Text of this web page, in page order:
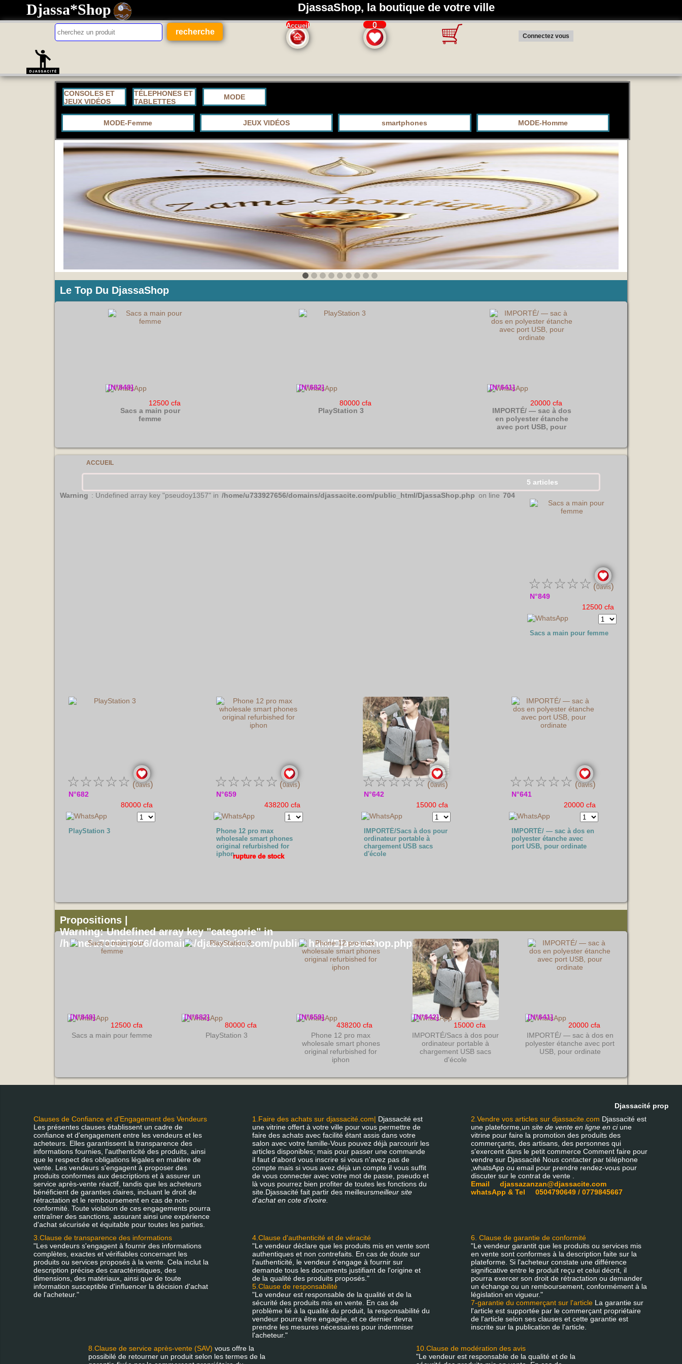
Djassa*Shop DjassaShop, la boutique de votre ville
Accueil 0
Connectez vous
CONSOLES ET
JEUX VIDÉOS
TÉLEPHONES ET
TABLETTES
MODE
MODE-Femme JEUX VIDÉOS smartphones MODE-Homme
Apple ACCESSOIRES
Le Top Du DjassaShop
[N°849]
12500 cfa
Sacs a main pour
femme
[N°682]
80000 cfa
PlayStation 3
[N°641]
20000 cfa
IMPORTÉ/ — sac à dos
en polyester étanche
avec port USB, pour
ACCUEIL
5 articles
Warning : Undefined array key "pseudoy1357" in /home/u733927656/domains/djassacite.com/public_html/DjassaShop.php on line 704
☆☆☆☆☆ (0avis)
N°849
12500 cfa
Sacs a main pour femme
☆☆☆☆☆ (0avis)
N°682
80000 cfa
PlayStation 3
☆☆☆☆☆ (0avis)
N°659
438200 cfa
Phone 12 pro max
wholesale smart phones
original refurbished for
iphonrupture de stock
☆☆☆☆☆ (0avis)
N°642
15000 cfa
IMPORTÉ/Sacs à dos pour
ordinateur portable à
chargement USB sacs
d'école
☆☆☆☆☆ (0avis)
N°641
20000 cfa
IMPORTÉ/ — sac à dos en
polyester étanche avec
port USB, pour ordinate
Propositions |
Warning: Undefined array key "categorie" in
/home/u733927656/domains/djassacite.com/public_html/DjassaShop.phpon line999
[N°849]
12500 cfa
Sacs a main pour femme
[N°682]
80000 cfa
PlayStation 3
[N°659]
438200 cfa
Phone 12 pro max
wholesale smart phones
original refurbished for
iphon
[N°642]
15000 cfa
IMPORTÉ/Sacs à dos pour
ordinateur portable à
chargement USB sacs
d'école
[N°641]
20000 cfa
IMPORTÉ/ — sac à dos en
polyester étanche avec port
USB, pour ordinate
Djassacité propose
Clauses de Confiance et d’Engagement des Vendeurs
Les présentes clauses établissent un cadre de
confiance et d'engagement entre les vendeurs et les
acheteurs. Elles garantissent la transparence des
informations fournies, l'authenticité des produits, ainsi
que le respect des obligations légales en matière de
vente. Les vendeurs s'engagent à proposer des
produits conformes aux descriptions et à assurer un
service après-vente réactif, tandis que les acheteurs
bénéficient de garanties claires, incluant le droit de
rétractation et le remboursement en cas de non-
conformité. Toute violation de ces engagements pourra
entraîner des sanctions, assurant ainsi une expérience
d'achat sécurisée et équitable pour toutes les parties.
1.Faire des achats sur djassacité.com| Djassacité est
une vitrine offert à votre ville pour vous permettre de
faire des achats avec facilité étant assis dans votre
salon avec votre famille-Vous pouvez déjà parcourir les
articles disponibles; mais pour passer une commande
il faut d'abord vous inscrire si vous n'avez pas de
compte mais si vous avez déjà un compte il vous suffit
de vous connecter avec votre mot de passe, pseudo et
là vous pourrez bien profiter de toutes les fonctions du
site.Djassacité fait partir des meilleursmeilleur site
d'achat en cote d'ivoire.
2.Vendre vos articles sur djassacite.com Djassacité est
une plateforme,un site de vente en ligne en ciune
vitrine pour faire la promotion des produits des
commerçants, des artisans, des personnes qui
s'exercent dans le petit commerce Comment faire pour
vendre sur Djassacité Nous contacter par téléphone
,whatsApp ou email pour prendre rendez-vous pour
discuter sur le contrat de vente .
Email djassazanzan@djassacite.com
whatsApp & Tel 0504790649 / 0779845667
3.Clause de transparence des informations
"Les vendeurs s'engagent à fournir des informations
complètes, exactes et vérifiables concernant les
produits ou services proposés à la vente. Cela inclut la
description précise des caractéristiques, des
dimensions, des matériaux, ainsi que de toute
information susceptible d'influencer la décision d'achat
de l'acheteur."
4.Clause d'authenticité et de véracité
"Le vendeur déclare que les produits mis en vente sont
authentiques et non contrefaits. En cas de doute sur
l'authenticité, le vendeur s'engage à fournir sur
demande tous les documents justifiant de l'origine et
de la qualité des produits proposés."
5.Clause de responsabilité
"Le vendeur est responsable de la qualité et de la
sécurité des produits mis en vente. En cas de
problème lié à la qualité du produit, la responsabilité du
vendeur pourra être engagée, et ce dernier devra
prendre les mesures nécessaires pour indemniser
l'acheteur."
6. Clause de garantie de conformité
"Le vendeur garantit que les produits ou services mis
en vente sont conformes à la description faite sur la
plateforme. Si l'acheteur constate une différence
significative entre le produit reçu et celui décrit, il
pourra exercer son droit de rétractation ou demander
un échange ou un remboursement, conformément à la
législation en vigueur."
7-garantie du commerçant sur l'article La garantie sur
l'article est supportée par le commerçant propriétaire
de l'article selon ses clauses et cette garantie est
inscrite sur la publication de l'article.
8.Clause de service après-vente (SAV) vous offre la
possibilé de retourner un produit selon les termes de la
10.Clause de modération des avis
"Le vendeur est responsable de la qualité et de la